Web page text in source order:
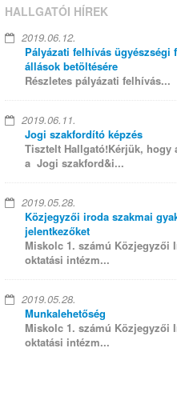
HALLGATÓI HÍREK
2019.06.12.
Pályázati felhívás ügyészségi
állások betöltésére
Részletes pályázati felhívás...
2019.06.11.
Jogi szakfordító képzés
Tisztelt Hallgató!Kérjük, hogy
a Jogi szakford&i...
2019.05.28.
Közjegyzői iroda szakmai
jelentkezőket
Miskolc 1. számú Közjegyzői
oktatási intézm...
2019.05.28.
Munkalehetőség
Miskolc 1. számú Közjegyzői
oktatási intézm...